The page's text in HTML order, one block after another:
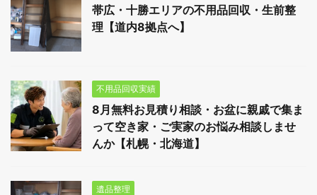
帯広・十勝エリアの不用品回収・生前整
理【道内8拠点へ】
不用品回収実績
8月無料お見積り相談・お盆に親戚で集ま
って空き家・ご実家のお悩み相談しませ
んか【札幌・北海道】
遺品整理